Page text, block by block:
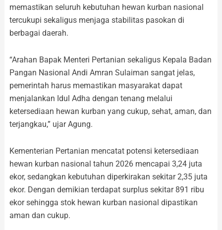
memastikan seluruh kebutuhan hewan kurban nasional
tercukupi sekaligus menjaga stabilitas pasokan di
berbagai daerah.
“Arahan Bapak Menteri Pertanian sekaligus Kepala Badan
Pangan Nasional Andi Amran Sulaiman sangat jelas,
pemerintah harus memastikan masyarakat dapat
menjalankan Idul Adha dengan tenang melalui
ketersediaan hewan kurban yang cukup, sehat, aman, dan
terjangkau,” ujar Agung.
Kementerian Pertanian mencatat potensi ketersediaan
hewan kurban nasional tahun 2026 mencapai 3,24 juta
ekor, sedangkan kebutuhan diperkirakan sekitar 2,35 juta
ekor. Dengan demikian terdapat surplus sekitar 891 ribu
ekor sehingga stok hewan kurban nasional dipastikan
aman dan cukup.